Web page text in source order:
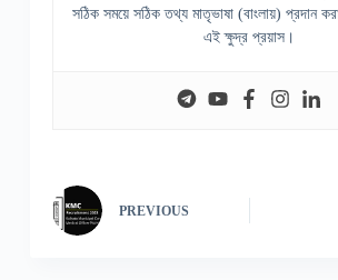
সঠিক সময়ে সঠিক তথ্য মাতৃভাষা (বাংলায়) প্রদান
এই ক্ষুদ্র প্রয়াস।
PREVIOUS